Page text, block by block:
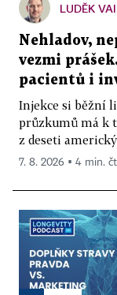
LUDĚK
Nehladov,
vezmi
pacientů i
Injekce si běžní
průzkumů má k
z deseti
7. 8. 2026 ▪ 4 min.